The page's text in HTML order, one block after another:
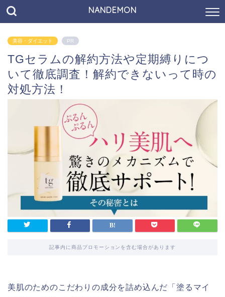
NANDEMON
美容・ダイエット PR
TGセラムの解約方法や定期縛りにつ
いて徹底調査！解約できないって時の
対処方法！
記事内に商品プロモーションを含む場合があります
美肌のためのこだわりの成分を詰め込んだ「塗るマイ